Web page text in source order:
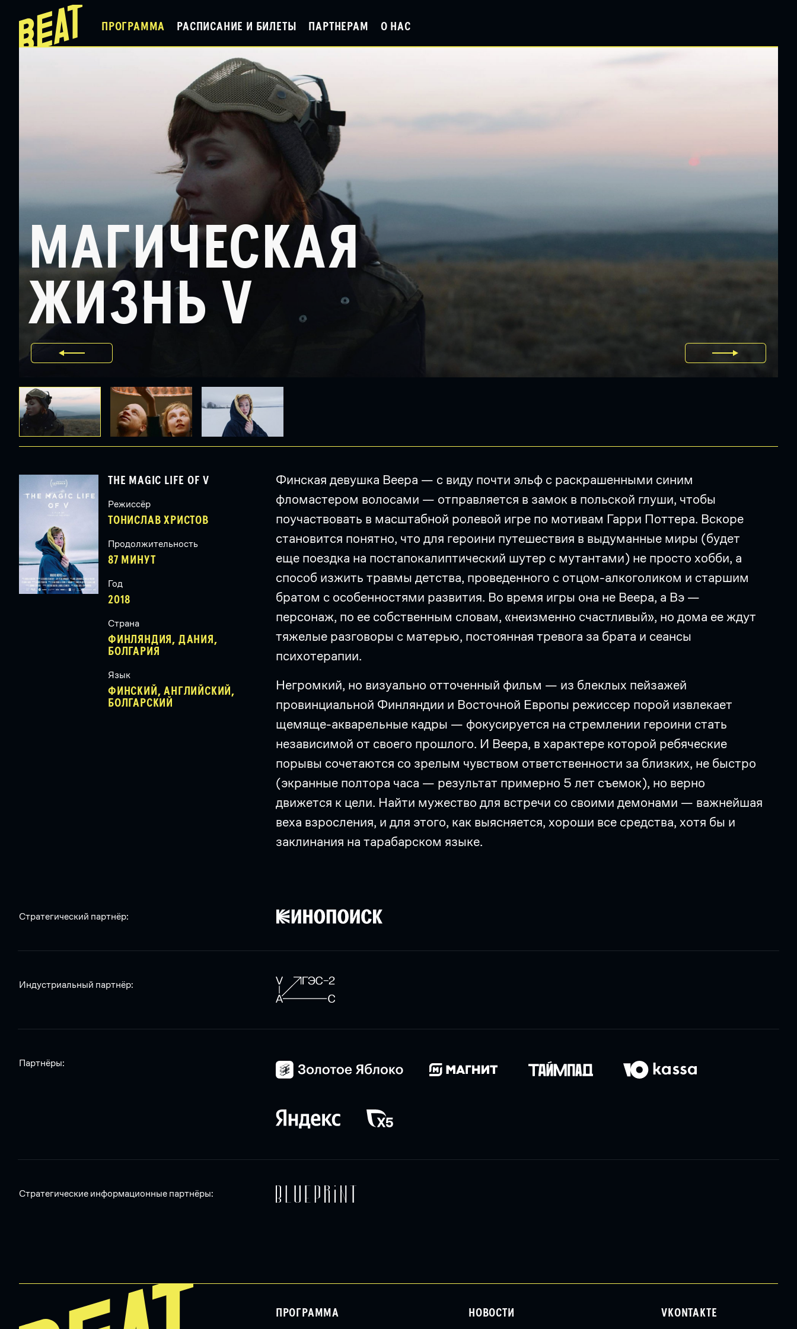
ПРОГРАММА РАСПИСАНИЕ И БИЛЕТЫ ПАРТНЕРАМ О НАС
МАГИЧЕСКАЯ
ЖИЗНЬ V
THE MAGIC LIFE OF V
Режиссёр
ТОНИСЛАВ ХРИСТОВ
Продолжительность
87 МИНУТ
Год
2018
Страна
ФИНЛЯНДИЯ, ДАНИЯ,
БОЛГАРИЯ
Язык
ФИНСКИЙ, АНГЛИЙСКИЙ,
БОЛГАРСКИЙ
Финская девушка Веера — с виду почти эльф с раскрашенными синим
фломастером волосами — отправляется в замок в польской глуши, чтобы
поучаствовать в масштабной ролевой игре по мотивам Гарри Поттера. Вскоре
становится понятно, что для героини путешествия в выдуманные миры (будет
еще поездка на постапокалиптический шутер с мутантами) не просто хобби, а
способ изжить травмы детства, проведенного с отцом-алкоголиком и старшим
братом с особенностями развития. Во время игры она не Веера, а Вэ —
персонаж, по ее собственным словам, «неизменно счастливый», но дома ее ждут
тяжелые разговоры с матерью, постоянная тревога за брата и сеансы
психотерапии.
Негромкий, но визуально отточенный фильм — из блеклых пейзажей
провинциальной Финляндии и Восточной Европы режиссер порой извлекает
щемяще-акварельные кадры — фокусируется на стремлении героини стать
независимой от своего прошлого. И Веера, в характере которой ребяческие
порывы сочетаются со зрелым чувством ответственности за близких, не быстро
(экранные полтора часа — результат примерно 5 лет съемок), но верно
движется к цели. Найти мужество для встречи со своими демонами — важнейшая
веха взросления, и для этого, как выясняется, хороши все средства, хотя бы и
заклинания на тарабарском языке.
Стратегический партнёр:
Индустриальный партнёр:
Партнёры:
Стратегические информационные партнёры:
ПРОГРАММА
VKONTAKTE
НОВОСТИ